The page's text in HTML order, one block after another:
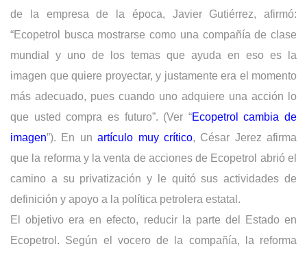
de la empresa de la época, Javier Gutiérrez, afirmó:
“Ecopetrol busca mostrarse como una compañía de clase
mundial y uno de los temas que ayuda en eso es la
imagen que quiere proyectar, y justamente era el momento
más adecuado, pues cuando uno adquiere una acción lo
que usted compra es futuro”. (Ver “Ecopetrol cambia de
imagen”). En unartículo muy crítico, César Jerez afirma
que la reforma y la venta de acciones de Ecopetrol abrió el
camino a su privatización y le quitó sus actividades de
definición y apoyo a la política petrolera estatal.
El objetivo era en efecto, reducir la parte del Estado en
Ecopetrol. Según el vocero de la compañía, la reforma